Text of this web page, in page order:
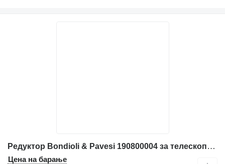
Редуктор Bondioli & Pavesi 190800004 за телескопски натоварувач
Цена на барање